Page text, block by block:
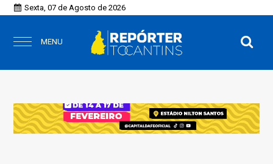
Sexta, 07 de Agosto de 2026
MENU